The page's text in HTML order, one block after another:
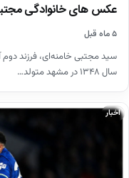
عکس های خانوادگی
۵ ماه قبل
سید مجتبی خامنه‌ای، فرزند دوم
سال ۱۳۴۸ در مشهد متولد…
اخبار